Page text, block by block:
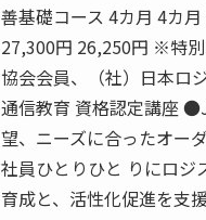
善基礎コース 4カ月 4カ
27,300円 26,250円 ※特
協会会員、（社）日本ロ
通信教育 資格認定講座
望、ニーズに合ったオー
社員ひとりひと りにロジ
育成と、活性化促進を支援